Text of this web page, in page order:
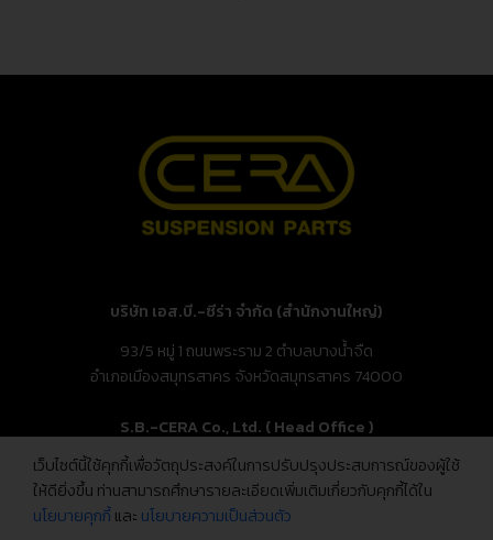
บริษัท เอส.บี.-ซีร่า จำกัด (สำนักงานใหญ่)
93/5 หมู่ 1 ถนนพระราม 2 ตำบลบางน้ำจืด
อำเภอเมืองสมุทรสาคร จังหวัดสมุทรสาคร 74000
S.B.-CERA Co., Ltd. ( Head Office )
93/5 Moo.1, Rama 2 Rd., Bang Nam Chuet,
Mueang Samut Sakhon, Samut Sakhon 74000, Thailand
เว็บไซต์นี้ใช้คุกกี้เพื่อวัตถุประสงค์ในการปรับปรุงประสบการณ์ของผู้ใช้
ให้ดียิ่งขึ้น ท่านสามารถศึกษารายละเอียดเพิ่มเติมเกี่ยวกับคุกกี้ได้ใน
นโยบายคุกกี้และ นโยบายความเป็นส่วนตัว